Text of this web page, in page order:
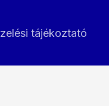
tájékoztató